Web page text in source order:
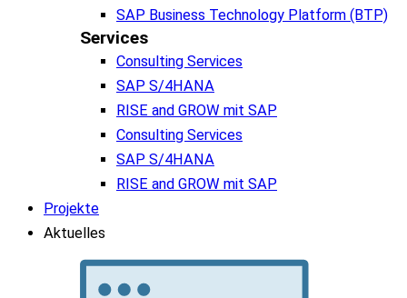
SAP Business Technology Platform (BTP)
Services
Consulting Services
SAP S/4HANA
RISE and GROW mit SAP
Consulting Services
SAP S/4HANA
RISE and GROW mit SAP
Projekte
Aktuelles